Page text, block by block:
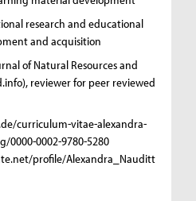
research and educational
and acquisition
of Natural Resources and
reviewer for peer reviewed
curriculum-vitae-alexandra-
0002-9780-5280
profile/Alexandra_Nauditt